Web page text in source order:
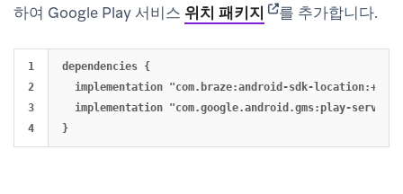
하여 Google Play 서비스 위치 패키지 (opens in new tab)
를 추가합니다.
1
2
3
dependencies {
  implementation "com.braze:android-sdk-location:+"
implementation "com.google.android.gms:play-